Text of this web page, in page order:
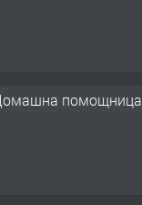
помощница